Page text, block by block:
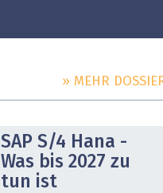
» MEHR
SAP S/4 Hana -
Was bis 2027 zu
tun ist